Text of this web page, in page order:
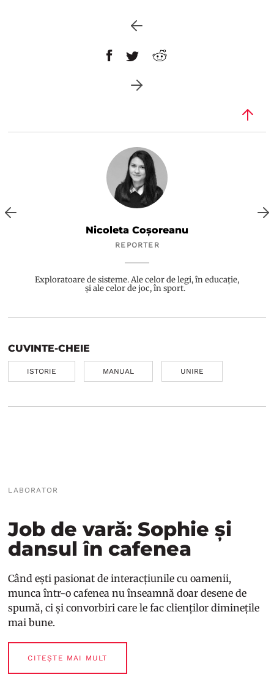
Nicoleta Coșoreanu
REPORTER
Exploratoare de sisteme. Ale celor de legi, în educație,
și ale celor de joc, în sport.
CUVINTE-CHEIE
ISTORIE MANUAL UNIRE
LABORATOR
Job de vară: Sophie și
dansul în cafenea
Când ești pasionat de interacțiunile cu oamenii,
munca într-o cafenea nu înseamnă doar desene de
spumă, ci și convorbiri care le fac clienților diminețile
mai bune.
CITEȘTE MAI MULT